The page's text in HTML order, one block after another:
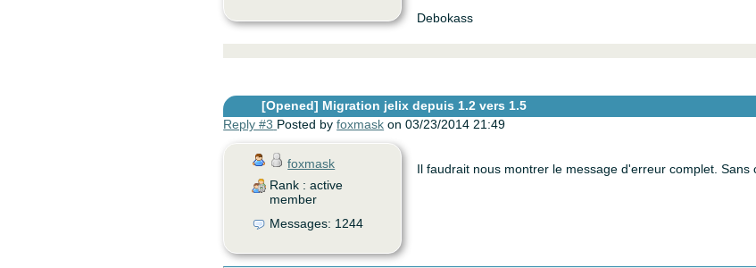
Debokass
[Opened] Migration jelix depuis 1.2 vers 1.5
Reply #3 Posted byfoxmask on 03/23/2014 21:49
foxmask
Rank : active
member
Messages: 1244
Il faudrait nous montrer le message d'erreur complet. Sans